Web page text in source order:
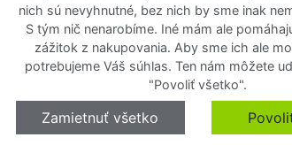
noviniek
odberu nášho newslettera a nenechajte si ujsť žiadne
nich sú nevyhnutné, bez nich by sme inak
S tým nič nenarobíme. Iné mám ale
zážitok z nakupovania. Aby sme ich ale
potrebujeme Váš súhlas. Ten nám môžete
"Povoliť všetko".
Zamietnuť všetko